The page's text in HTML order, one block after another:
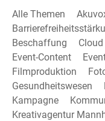
Alle Themen
Beschaffung
Cloud
Event-Content
Filmproduktion
Gesundheitswesen
Kampagne
Kreativagentur